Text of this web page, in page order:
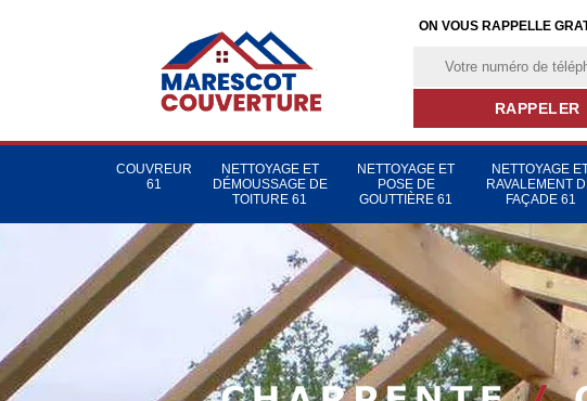
ON VOUS RAPPELLE
COUVREUR
61
NETTOYAGE ET
DÉMOUSSAGE DE
TOITURE 61
NETTOYAGE ET
POSE DE
GOUTTIÈRE 61
NETTOYAGE
RAVALEMENT
FAÇADE 61